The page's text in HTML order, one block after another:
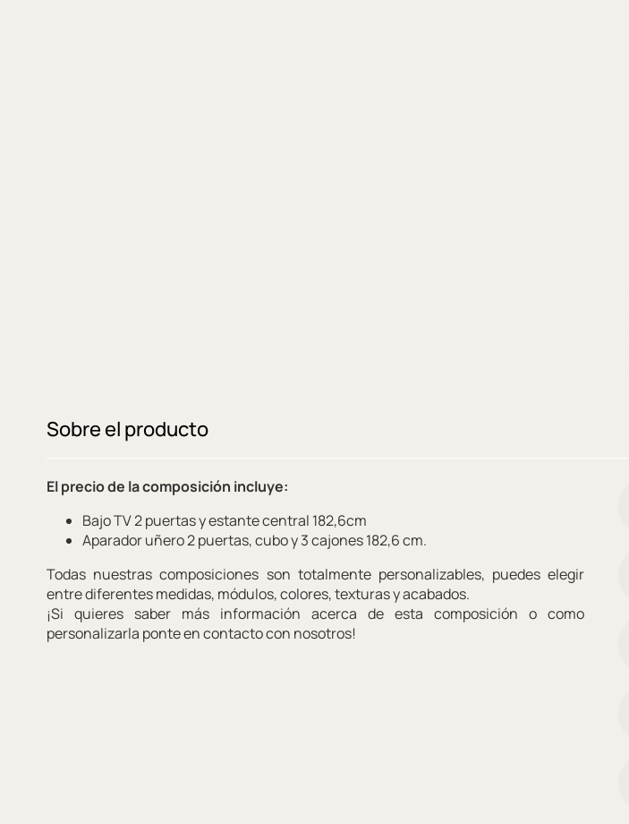
Sobre el producto
El precio de la composición incluye:
Bajo TV 2 puertas y estante central 182,6cm
Aparador uñero 2 puertas, cubo y 3 cajones 182,6 cm.
Todas nuestras composiciones son totalmente personalizables, puedes elegir
entre diferentes medidas, módulos, colores, texturas y acabados.
¡Si quieres saber más información acerca de esta composición o como
personalizarla ponte en contacto con nosotros!